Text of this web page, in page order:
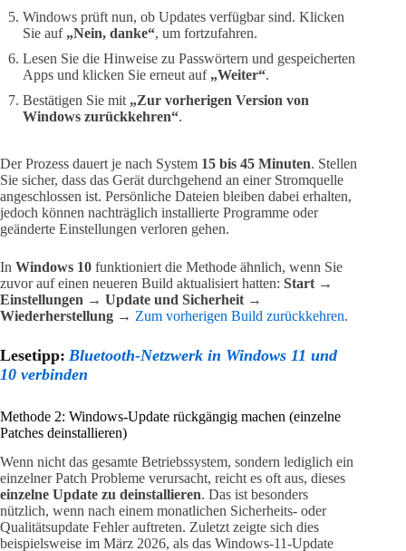
Windows prüft nun, ob Updates verfügbar sind. Klicken
Sie auf „Nein, danke“, um fortzufahren.
Lesen Sie die Hinweise zu Passwörtern und gespeicherten
Apps und klicken Sie erneut auf „Weiter“.
Bestätigen Sie mit „Zur vorherigen Version von
Windows zurückkehren“.
Der Prozess dauert je nach System 15 bis 45 Minuten. Stellen
Sie sicher, dass das Gerät durchgehend an einer Stromquelle
angeschlossen ist. Persönliche Dateien bleiben dabei erhalten,
jedoch können nachträglich installierte Programme oder
geänderte Einstellungen verloren gehen.
In Windows 10 funktioniert die Methode ähnlich, wenn Sie
zuvor auf einen neueren Build aktualisiert hatten: Start →
Einstellungen → Update und Sicherheit →
Wiederherstellung → Zum vorherigen Build zurückkehren.
Lesetipp: Bluetooth-Netzwerk in Windows 11 und
10 verbinden
Methode 2: Windows-Update rückgängig machen (einzelne
Patches deinstallieren)
Wenn nicht das gesamte Betriebssystem, sondern lediglich ein
einzelner Patch Probleme verursacht, reicht es oft aus, dieses
einzelne Update zu deinstallieren. Das ist besonders
nützlich, wenn nach einem monatlichen Sicherheits- oder
Qualitätsupdate Fehler auftreten. Zuletzt zeigte sich dies
beispielsweise im März 2026, als das Windows-11-Update